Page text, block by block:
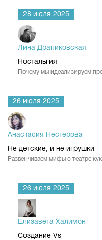
28 июля 2025
Лина Драпиковская
Ностальгия
Почему мы идеализируем
26 июля 2025
Анастасия Нестерова
Не детские, и не игрушки
Развенчиваем мифы о театре
26 июля 2025
Елизавета Халимон
Создание Vs